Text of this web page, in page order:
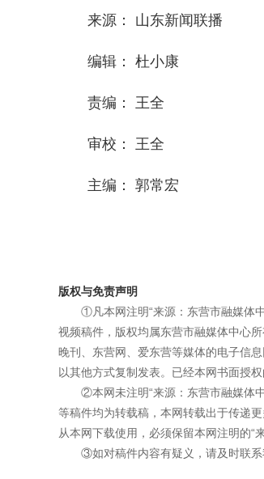
来源： 山东新闻联播
编辑： 杜小康
责编： 王全
审校： 王全
主编： 郭常宏
版权与免责声明
①凡本网注明“来源：东营市融媒体
视频稿件，版权均属东营市融媒体中心
晚刊、东营网、爱东营等媒体的电子信
以其他方式复制发表。已经本网书面授
②本网未注明“来源：东营市融媒体
等稿件均为转载稿，本网转载出于传递
从本网下载使用，必须保留本网注明的“
③如对稿件内容有疑义，请及时联系